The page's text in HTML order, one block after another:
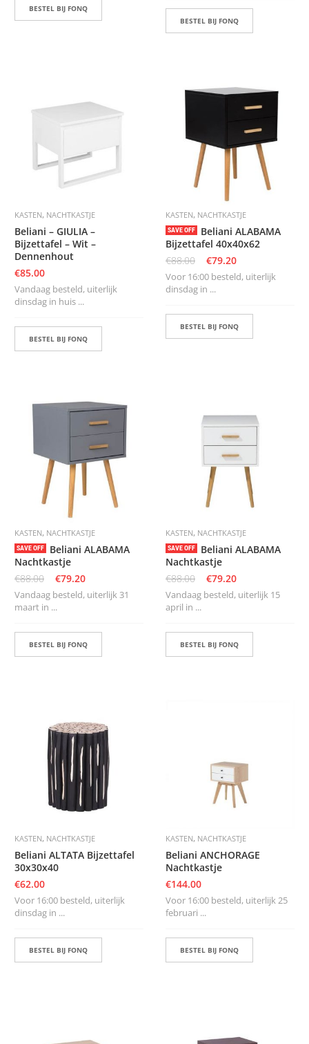
K
N
T
O
BESTEL BIJ FONQ
BESTEL BIJ FONQ
KASTEN, NACHTKASTJE
Beliani – GIULIA –
Bijzettafel – Wit –
Dennenhout
€85.00
Vandaag besteld, uiterlijk
dinsdag in huis ...
BESTEL BIJ FONQ
KASTEN, NACHTKASTJE
SAVE OFF
Beliani ALABAMA
Bijzettafel 40x40x62
€88.00 €79.20
Voor 16:00 besteld, uiterlijk
dinsdag in ...
BESTEL BIJ FONQ
KASTEN, NACHTKASTJE
SAVE OFF
Beliani ALABAMA
Nachtkastje
€88.00 €79.20
Vandaag besteld, uiterlijk 31
maart in ...
BESTEL BIJ FONQ
KASTEN, NACHTKASTJE
SAVE OFF
Beliani ALABAMA
Nachtkastje
€88.00 €79.20
Vandaag besteld, uiterlijk 15
april in ...
BESTEL BIJ FONQ
KASTEN, NACHTKASTJE
Beliani ALTATA Bijzettafel
30x30x40
€62.00
Voor 16:00 besteld, uiterlijk
dinsdag in ...
BESTEL BIJ FONQ
KASTEN, NACHTKASTJE
Beliani ANCHORAGE
Nachtkastje
€144.00
Voor 16:00 besteld, uiterlijk 25
februari ...
BESTEL BIJ FONQ